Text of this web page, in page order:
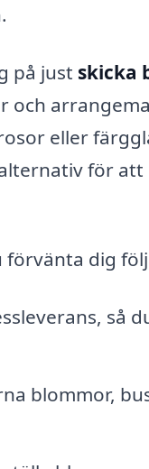
på just skicka
eller
för
dig
så
blommor,